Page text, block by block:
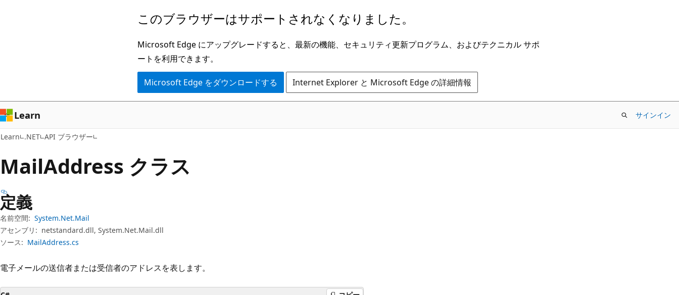
ン
ツ
に
ス
ッ
ゲ
ー
シ
ョ
に
キ
ッ
プ
このブラウザーはサポートされなくなりました。
Microsoft Edge にアップグレードすると、最新の機能、セキュリティ更新プログラム、およびテクニカル サポ
ートを利用できます。
Microsoft Edge をダウンロードする Internet Explorer と Microsoft Edge の詳細情報
Learn サインイン
Learn .NET API ブラウザー
MailAddress クラス
定義
名前空間: System.Net.Mail
アセンブリ: netstandard.dll, System.Net.Mail.dll
ソース: MailAddress.cs
電子メールの送信者または受信者のアドレスを表します。